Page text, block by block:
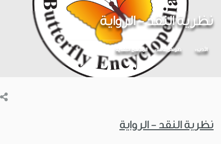
نظرية النقد - الرواية
الأدب ظواهر عامة المناهج النقدية
نظرية النقد - الرواية